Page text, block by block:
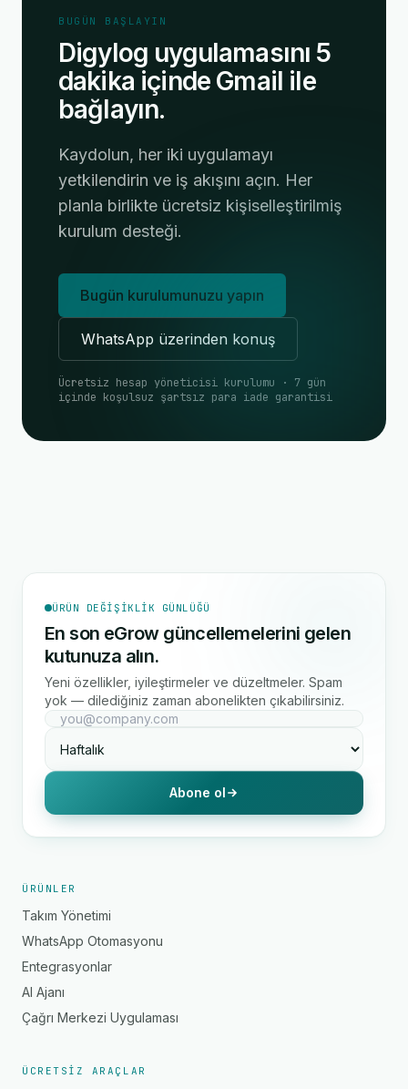
BUGÜN BAŞLAYIN
Digylog uygulamasını 5
dakika içinde Gmail ile
bağlayın.
Kaydolun, her iki uygulamayı
yetkilendirin ve iş akışını açın. Her
planla birlikte ücretsiz kişiselleştirilmiş
kurulum desteği.
Bugün kurulumunuzu yapın
WhatsApp üzerinden konuş
Ücretsiz hesap yöneticisi kurulumu · 7 gün
içinde koşulsuz şartsız para iade garantisi
ÜRÜN DEĞIŞIKLIK GÜNLÜĞÜ
En son eGrow güncellemelerini gelen
kutunuza alın.
Yeni özellikler, iyileştirmeler ve düzeltmeler. Spam
yok — dilediğiniz zaman abonelikten çıkabilirsiniz.
Abone ol
ÜRÜNLER
Takım Yönetimi
WhatsApp Otomasyonu
Entegrasyonlar
AI Ajanı
Çağrı Merkezi Uygulaması
ÜCRETSIZ ARAÇLAR